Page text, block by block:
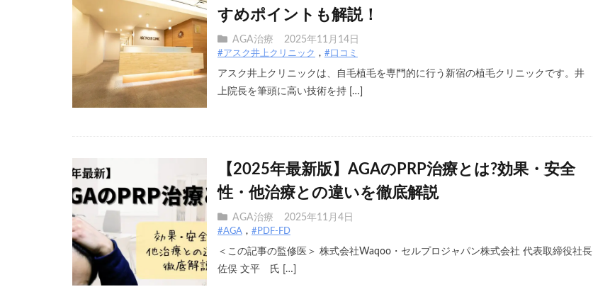
すめポイントも解説！
AGA治療 2025年11月14日
#アスク井上クリニック #口コミ
アスク井上クリニックは、自毛植毛を専門的に行う新宿の植毛クリニックです。井
上院長を筆頭に高い技術を持 […]
【2025年最新版】AGAのPRP治療とは?効果・安全
性・他治療との違いを徹底解説
AGA治療 2025年11月4日
#AGA #PDF-FD
＜この記事の監修医＞ 株式会社Waqoo・セルプロジャパン株式会社 代表取締役社長
佐俣 文平 氏 […]